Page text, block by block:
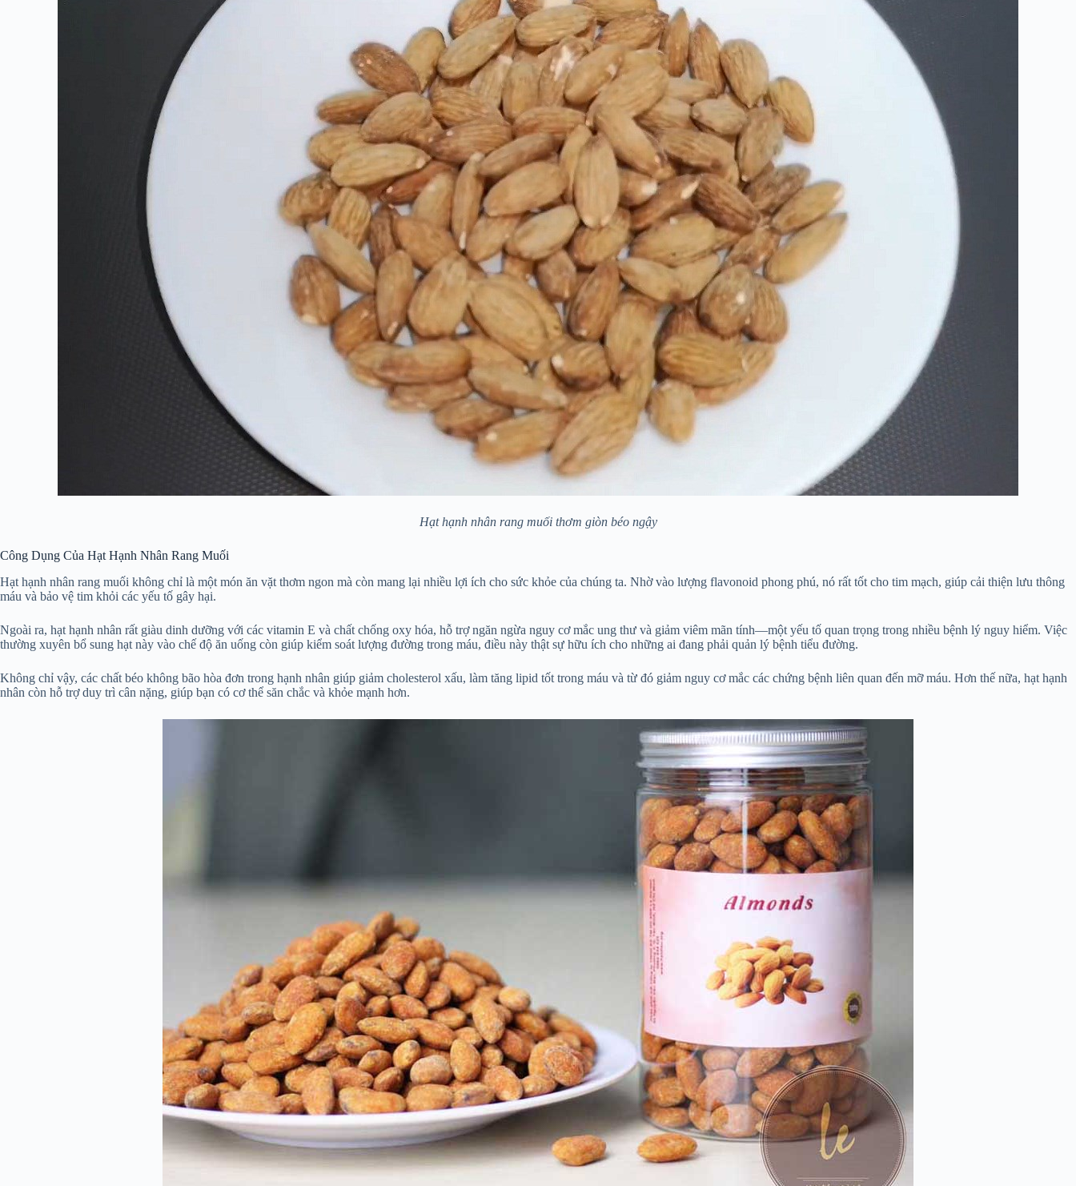
Hạt hạnh nhân rang muối thơm giòn béo ngậy
Công Dụng Của Hạt Hạnh Nhân Rang Muối
Hạt hạnh nhân rang muối không chỉ là một món ăn vặt thơm ngon mà còn mang lại nhiều lợi ích cho sức khỏe của chúng ta. Nhờ vào lượng flavonoid phong phú, nó rất tốt cho tim mạch, giúp cải thiện lưu thông
máu và bảo vệ tim khỏi các yếu tố gây hại.
Ngoài ra, hạt hạnh nhân rất giàu dinh dưỡng với các vitamin E và chất chống oxy hóa, hỗ trợ ngăn ngừa nguy cơ mắc ung thư và giảm viêm mãn tính—một yếu tố quan trọng trong nhiều bệnh lý nguy hiểm. Việc
thường xuyên bổ sung hạt này vào chế độ ăn uống còn giúp kiểm soát lượng đường trong máu, điều này thật sự hữu ích cho những ai đang phải quản lý bệnh tiểu đường.
Không chỉ vậy, các chất béo không bão hòa đơn trong hạnh nhân giúp giảm cholesterol xấu, làm tăng lipid tốt trong máu và từ đó giảm nguy cơ mắc các chứng bệnh liên quan đến mỡ máu. Hơn thế nữa, hạt hạnh
nhân còn hỗ trợ duy trì cân nặng, giúp bạn có cơ thể săn chắc và khỏe mạnh hơn.